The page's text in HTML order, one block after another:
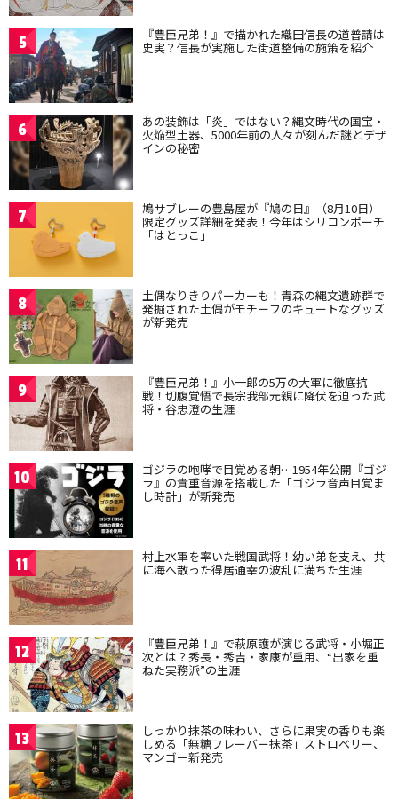
5 『豊臣兄弟！』で描かれた織田信長の道普請は
史実？信長が実施した街道整備の施策を紹介
6 あの装飾は「炎」ではない？縄文時代の国宝・
火焔型土器、5000年前の人々が刻んだ謎とデザ
インの秘密
7 鳩サブレーの豊島屋が『鳩の日』（8月10日）
限定グッズ詳細を発表！今年はシリコンポーチ
「はとっこ」
8 土偶なりきりパーカーも！青森の縄文遺跡群で
発掘された土偶がモチーフのキュートなグッズ
が新発売
9 『豊臣兄弟！』小一郎の5万の大軍に徹底抗
戦！切腹覚悟で長宗我部元親に降伏を迫った武
将・谷忠澄の生涯
10 ゴジラの咆哮で目覚める朝…1954年公開『ゴジ
ラ』の貴重音源を搭載した「ゴジラ音声目覚ま
し時計」が新発売
11 村上水軍を率いた戦国武将！幼い弟を支え、共
に海へ散った得居通幸の波乱に満ちた生涯
12 『豊臣兄弟！』で萩原護が演じる武将・小堀正
次とは？秀長・秀吉・家康が重用、“出家を重
ねた実務派”の生涯
13 しっかり抹茶の味わい、さらに果実の香りも楽
しめる「無糖フレーバー抹茶」ストロベリー、
マンゴー新発売